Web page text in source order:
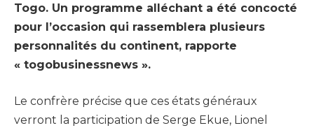
Togo. Un programme alléchant a été concocté
pour l’occasion qui rassemblera plusieurs
personnalités du continent, rapporte
« togobusinessnews ».
Le confrère précise que ces états généraux
verront la participation de Serge Ekue, Lionel